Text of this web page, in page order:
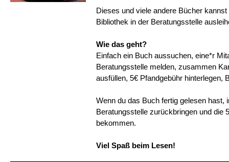
Dieses und viele andere Bücher
Bibliothek in der Beratungsstelle
Wie das geht?
Einfach ein Buch aussuchen, eine*r
Beratungsstelle melden, zusammen
ausfüllen, 5€ Pfandgebühr hinterlegen,
Wenn du das Buch fertig gelesen hast,
Beratungsstelle zurückbringen und die
bekommen.
Viel Spaß beim Lesen!